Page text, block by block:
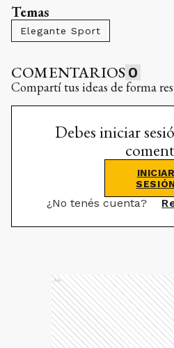
Temas
Elegante Sport
COMENTARIOS 0
Compartí tus ideas de forma
Debes iniciar
INICIAR
¿No tenés cuenta?
Ads